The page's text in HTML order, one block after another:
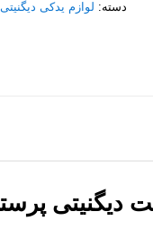
دسته: لوازم یدکی دیگنیتی